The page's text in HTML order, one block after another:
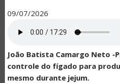
09/07/2026
João Batista Camargo Neto -
controle do fígado para
mesmo durante jejum.